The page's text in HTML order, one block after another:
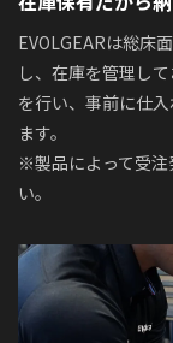
EVOLGEARは総床
し、在庫を管理し
を行い、事前に仕
ます。
※製品によって受注
い。